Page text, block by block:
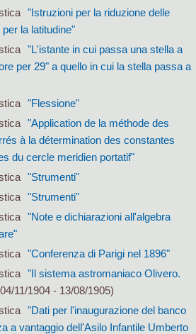
"Istruzioni per la riduzione delle
la latitudine"
"L'istante in cui passa una stella a
per 29" a quello in cui la stella passa a
"Flessione"
"Application de la méthode des
à la détermination des constantes
du cercle meridien portatif"
"Strumenti"
"Strumenti"
"Note e dichiarazioni all'algebra
"Conferenza di Parigi nel 1896"
"Il sistema astromaniaco Olivero.
11/1904 - 13/08/1905)
"Dati per l'inaugurazione del banco
a vantaggio dell'Asilo Infantile Umberto